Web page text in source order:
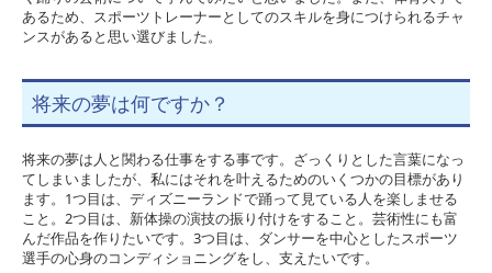
あるため、スポーツトレーナーとしてのスキルを身につけられるチャ
ンスがあると思い選びました。
将来の夢は何ですか？
将来の夢は人と関わる仕事をする事です。ざっくりとした言葉になっ
てしまいましたが、私にはそれを叶えるためのいくつかの目標があり
ます。1つ目は、ディズニーランドで踊って見ている人を楽しませる
こと。2つ目は、新体操の演技の振り付けをすること。芸術性にも富
んだ作品を作りたいです。3つ目は、ダンサーを中心としたスポーツ
選手の心身のコンディショニングをし、支えたいです。